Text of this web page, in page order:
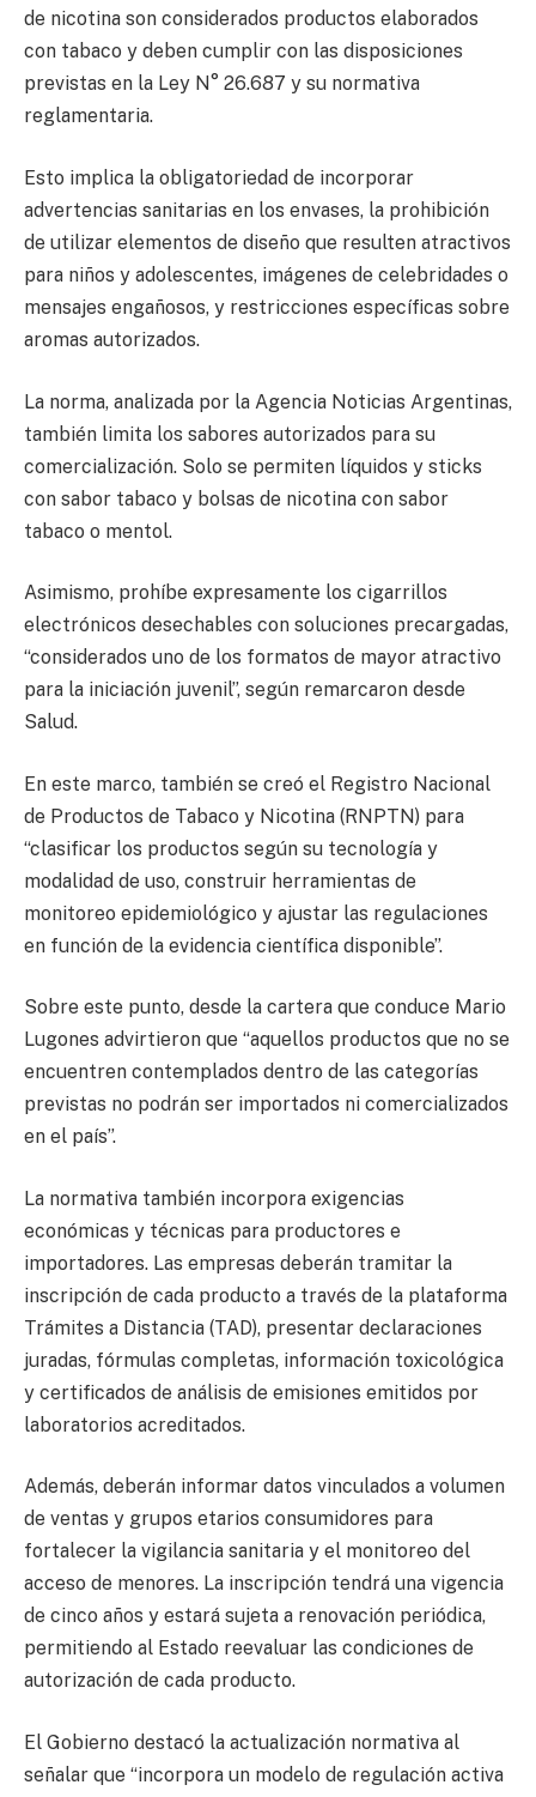
de nicotina son considerados productos elaborados
con tabaco y deben cumplir con las disposiciones
previstas en la Ley N° 26.687 y su normativa
reglamentaria.
Esto implica la obligatoriedad de incorporar
advertencias sanitarias en los envases, la prohibición
de utilizar elementos de diseño que resulten atractivos
para niños y adolescentes, imágenes de celebridades o
mensajes engañosos, y restricciones específicas sobre
aromas autorizados.
La norma, analizada por la Agencia Noticias Argentinas,
también limita los sabores autorizados para su
comercialización. Solo se permiten líquidos y sticks
con sabor tabaco y bolsas de nicotina con sabor
tabaco o mentol.
Asimismo, prohíbe expresamente los cigarrillos
electrónicos desechables con soluciones precargadas,
“considerados uno de los formatos de mayor atractivo
para la iniciación juvenil”, según remarcaron desde
Salud.
En este marco, también se creó el Registro Nacional
de Productos de Tabaco y Nicotina (RNPTN) para
“clasificar los productos según su tecnología y
modalidad de uso, construir herramientas de
monitoreo epidemiológico y ajustar las regulaciones
en función de la evidencia científica disponible”.
Sobre este punto, desde la cartera que conduce Mario
Lugones advirtieron que “aquellos productos que no se
encuentren contemplados dentro de las categorías
previstas no podrán ser importados ni comercializados
en el país”.
La normativa también incorpora exigencias
económicas y técnicas para productores e
importadores. Las empresas deberán tramitar la
inscripción de cada producto a través de la plataforma
Trámites a Distancia (TAD), presentar declaraciones
juradas, fórmulas completas, información toxicológica
y certificados de análisis de emisiones emitidos por
laboratorios acreditados.
Además, deberán informar datos vinculados a volumen
de ventas y grupos etarios consumidores para
fortalecer la vigilancia sanitaria y el monitoreo del
acceso de menores. La inscripción tendrá una vigencia
de cinco años y estará sujeta a renovación periódica,
permitiendo al Estado reevaluar las condiciones de
autorización de cada producto.
El Gobierno destacó la actualización normativa al
señalar que “incorpora un modelo de regulación activa